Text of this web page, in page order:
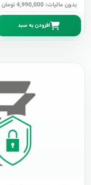
بدون مالیات: 4,990,000 تومان
افزودن به سبد